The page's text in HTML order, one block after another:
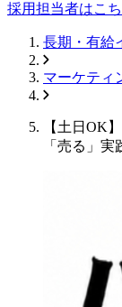
採用担当者はこ
長期・有給
マーケティ
【土日OK
「売る」